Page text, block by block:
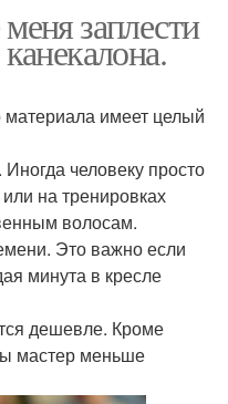
заплести
материала имеет целый
человеку просто
на тренировках
волосам.
Это важно если
минута в кресле
дешевле. Кроме
мастер меньше